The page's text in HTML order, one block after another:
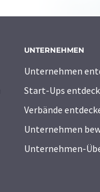
UNTERNEHMEN
Unternehmen
Start-Ups
Verbände
Unternehmen
Unternehmen-